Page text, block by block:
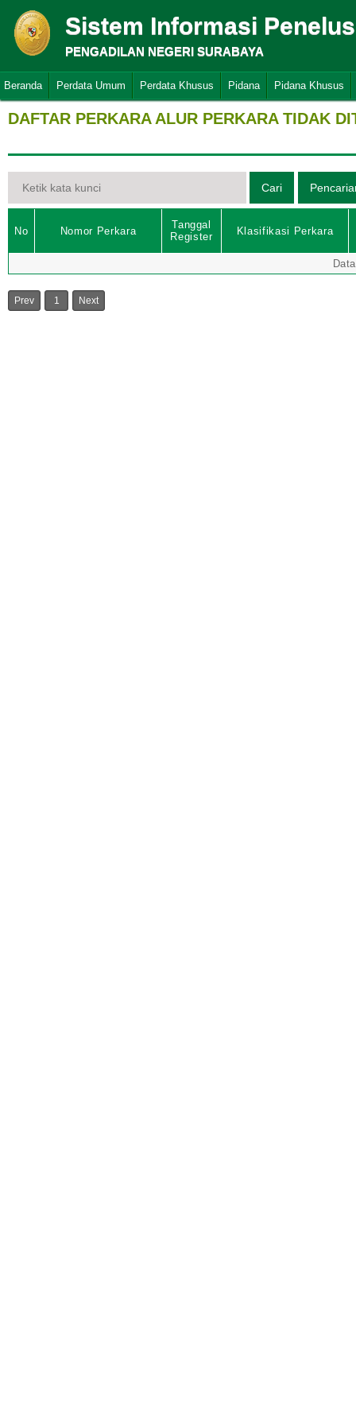
Sistem Informasi
PENGADILAN NEGERI SURABAYA
Beranda Perdata Umum Perdata Khusus Pidana Pidana Khusus
DAFTAR PERKARA ALUR PERKARA TIDAK
No Nomor Perkara
Tanggal
Register
Klasifikasi Perkara
Prev 1 Next